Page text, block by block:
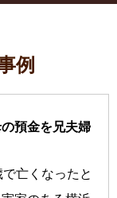
例
預金を兄夫婦
亡くなったと